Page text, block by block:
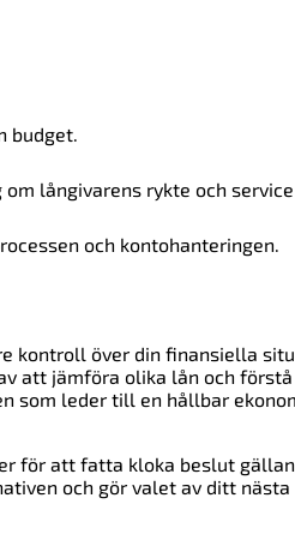
budget.
långivarens rykte och
och kontohanteringen.
kontroll över din finansiella
att jämföra olika lån och förstå
som leder till en hållbar
för att fatta kloka beslut
och gör valet av ditt nästa